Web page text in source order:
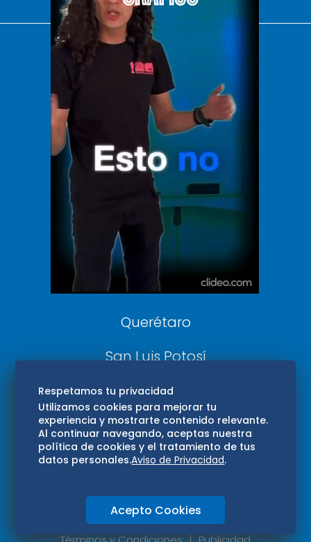
El Universal
Vive USA
Clase
De 10 sports
DeDinero
Confabulario
Aviso Oportuno
Consultas
Querétaro
San Luis Potosí
Edomex
Consultas
Hidalgo
Oaxaca
Aviso de privacidad
Directorio
Respetamos tu privacidad
Utilizamos cookies para mejorar tu
experiencia y mostrarte contenido relevante.
Al continuar navegando, aceptas nuestra
política de cookies y el tratamiento de tus
datos personales.Aviso de Privacidad.
Acepto Cookies